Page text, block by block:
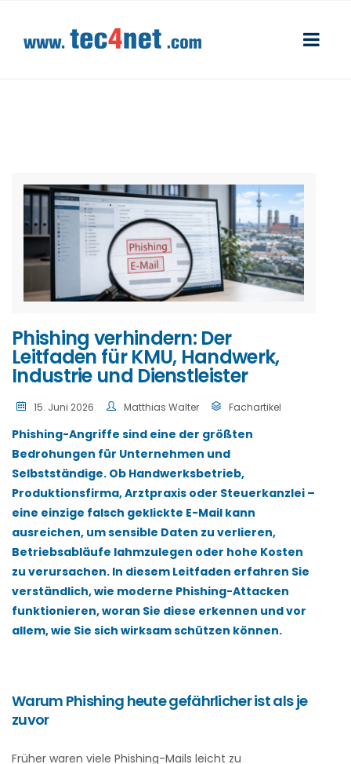
Phishing verhindern: Der
Leitfaden für KMU, Handwerk,
Industrie und Dienstleister
15. Juni 2026 Matthias Walter Fachartikel
Phishing-Angriffe sind eine der größten
Bedrohungen für Unternehmen und
Selbstständige. Ob Handwerksbetrieb,
Produktionsfirma, Arztpraxis oder Steuerkanzlei –
eine einzige falsch geklickte E-Mail kann
ausreichen, um sensible Daten zu verlieren,
Betriebsabläufe lahmzulegen oder hohe Kosten
zu verursachen. In diesem Leitfaden erfahren Sie
verständlich, wie moderne Phishing-Attacken
funktionieren, woran Sie diese erkennen und vor
allem, wie Sie sich wirksam schützen können.
Warum Phishing heute gefährlicher ist als je
zuvor
Früher waren viele Phishing-Mails leicht zu